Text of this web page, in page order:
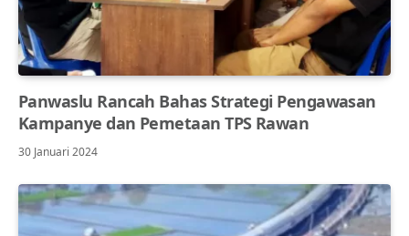
Panwaslu Rancah Bahas Strategi Pengawasan
Kampanye dan Pemetaan TPS Rawan
30 Januari 2024